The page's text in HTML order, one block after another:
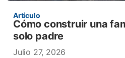
Artículo
Cómo construir una
solo padre
Julio 27, 2026